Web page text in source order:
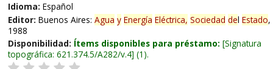
Idioma: Español
Editor: Buenos Aires: Agua y Energía Eléctrica, Sociedad del Estado,
1988
Disponibilidad: Ítems disponibles para préstamo: Signatura
topográfica: 621.374.5/A282/v.4 (1).